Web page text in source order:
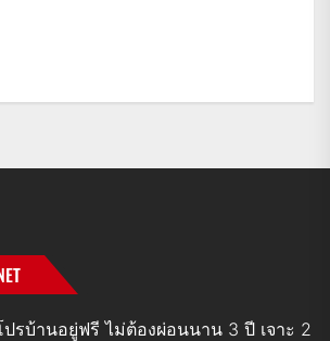
ปรบ้านอยู่ฟรี ไม่ต้องผ่อนนาน 3 ปี เจาะ 2